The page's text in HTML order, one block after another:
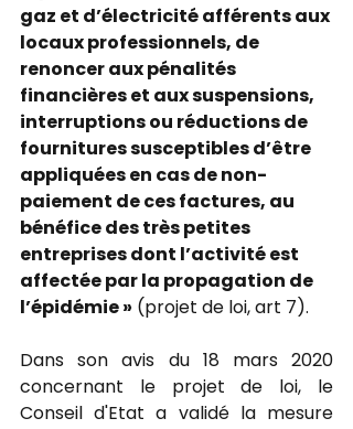
gaz et d’électricité afférents aux
locaux professionnels, de
renoncer aux pénalités
financières et aux suspensions,
interruptions ou réductions de
fournitures susceptibles d’être
appliquées en cas de non-
paiement de ces factures, au
bénéfice des très petites
entreprises dont l’activité est
affectée par la propagation de
l’épidémie » (projet de loi, art 7).
Dans son avis du 18 mars 2020
concernant le projet de loi, le
Conseil d'Etat a validé la mesure